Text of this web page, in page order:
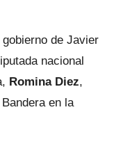
de Javier
nacional
Romina Diez,
en la